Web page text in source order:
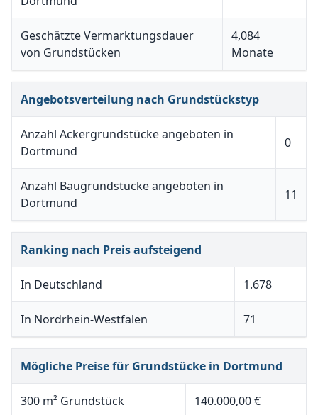
Geschätzte Vermarktungsdauer
von Grundstücken
4,084
Monate
Angebotsverteilung nach Grundstückstyp
Anzahl Ackergrundstücke angeboten in
Dortmund
0
Anzahl Baugrundstücke angeboten in
Dortmund
11
Ranking nach Preis aufsteigend
In Deutschland 1.678
In Nordrhein-Westfalen 71
Mögliche Preise für Grundstücke in Dortmund
300 m² Grundstück 140.000,00 €